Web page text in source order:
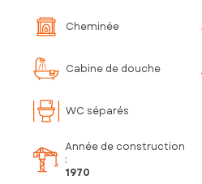
Cheminée
Cabine de douche
WC séparés
Année de construction
:
1970